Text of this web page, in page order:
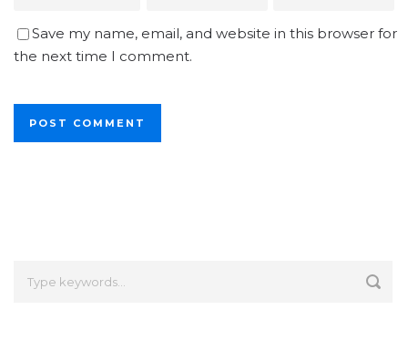
Save my name, email, and website in this browser for
the next time I comment.